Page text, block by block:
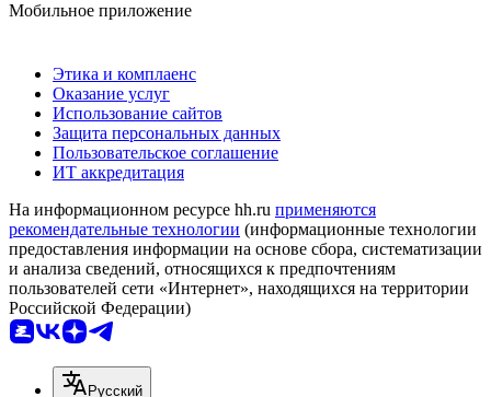
Мобильное приложение
Этика и комплаенс
Оказание услуг
Использование сайтов
Защита персональных данных
Пользовательское соглашение
ИТ аккредитация
На информационном ресурсе hh.ru применяются
рекомендательные технологии (информационные технологии
предоставления информации на основе сбора, систематизации
и анализа сведений, относящихся к предпочтениям
пользователей сети «Интернет», находящихся на территории
Российской Федерации)
Русский